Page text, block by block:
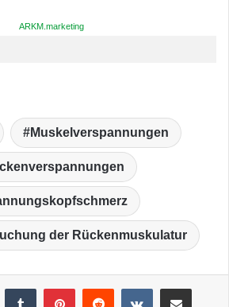
ARKM.marketing
Muskelverspannungen
der Rückenmuskulatur
LinkedIn VKontakte